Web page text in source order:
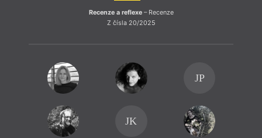
olina.stehlikova@email.cz
Recenze a reflexe– Recenze
Z čísla 20/2025
JP
JK